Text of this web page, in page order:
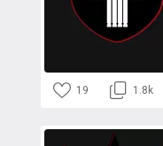
19 1.8k